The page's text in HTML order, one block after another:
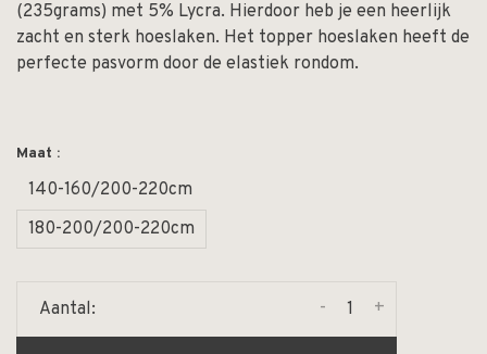
(235grams) met 5% Lycra. Hierdoor heb je een heerlijk
zacht en sterk hoeslaken. Het topper hoeslaken heeft de
perfecte pasvorm door de elastiek rondom.
Maat :
140-160/200-220cm
180-200/200-220cm
Aantal: +
-